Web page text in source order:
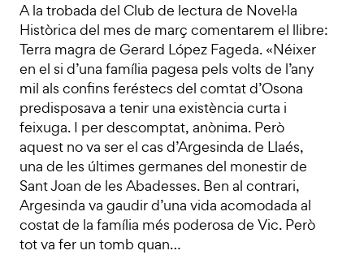
A la trobada del Club de lectura de Novel·la
Històrica del mes de març comentarem el llibre:
Terra magra de Gerard López Fageda. «Néixer
en el si d’una família pagesa pels volts de l’any
mil als confins feréstecs del comtat d’Osona
predisposava a tenir una existència curta i
feixuga. I per descomptat, anònima. Però
aquest no va ser el cas d’Argesinda de Llaés,
una de les últimes germanes del monestir de
Sant Joan de les Abadesses. Ben al contrari,
Argesinda va gaudir d’una vida acomodada al
costat de la família més poderosa de Vic. Però
tot va fer un tomb quan…